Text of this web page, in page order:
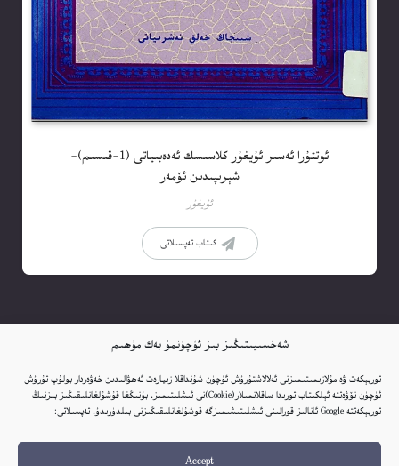
شەخسىيىتىڭىز بىز ئۈچۈنمۇ بەك مۇھىم
توربېكەت ۋە مۇلازىمىتىمىزنى ئەلالاشتۇرۇش ئۈچۈن شۇنداقلا زىيارەت ئەھۋالىدىن خەۋەردار بولۇپ تۇرۇش
ئۈچۈن نۆۋەتتە ئېلكىتاب تورىدا ساقلانمىلار(Cookie)نى ئىشلىتىمىز. بۇنىڭغا قۇشۇلغانلىقىڭىز بىزنىڭ
توربېكەتتە Google ئانالىز قورالىنى ئىشلىتىشىمىزگە قوشۇلغانلىقىڭىزنى بىلدۈرىدۇ. تەپسىلاتى:
Accept
ئوتتۇرا ئەسىر ئۇيغۇر كلاسىسك ئەدەبىياتى (1-قىسىم)-
شېرىپىدىن ئۆمەر
ئۇيغۇر
كىتاب تەپسىلاتى